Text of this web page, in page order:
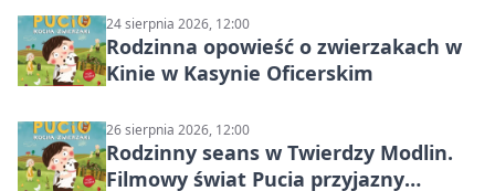
24 sierpnia 2026, 12:00
Rodzinna opowieść o zwierzakach w
Kinie w Kasynie Oficerskim
26 sierpnia 2026, 12:00
Rodzinny seans w Twierdzy Modlin.
Filmowy świat Pucia przyjazny